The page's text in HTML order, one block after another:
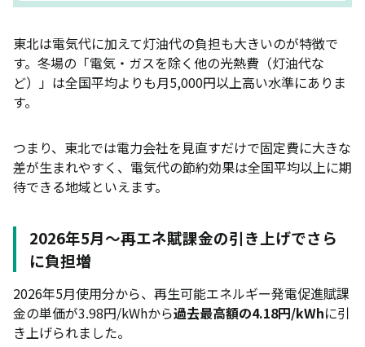
まとめ｜東北の電気代は高いからこそ、電力会社の
東北は電気代に加えて灯油代の負担も大きいのが特徴で
す。冬場の「電気・ガスを除く他の光熱費（灯油代な
ど）」は全国平均よりも月5,000円以上高い水準にありま
す。
つまり、東北では電力会社を見直すだけで固定費に大きな
差が生まれやすく、電気代の節約効果は全国平均以上に期
待できる地域といえます。
2026年5月〜再エネ賦課金の引き上げでさら
に負担増
2026年5月使用分から、再生可能エネルギー発電促進賦課
金の単価が3.98円/kWhから過去最高額の4.18円/kWhに引
き上げられました。